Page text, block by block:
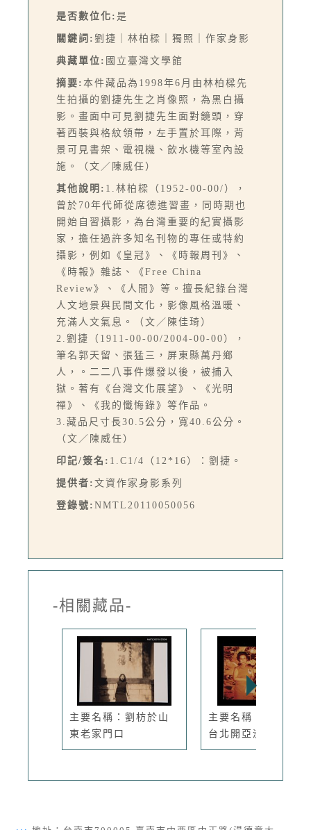
是否數位化: 是
關鍵詞: 劉捷｜林柏樑｜獨照｜作家身影
典藏單位: 國立臺灣文學館
摘要: 本件藏品為1998年6月由林柏樑先
生拍攝的劉捷先生之肖像照，為黑白攝
影。畫面中可見劉捷先生面對鏡頭，穿
著西裝與格紋領帶，左手置於耳際，背
景可見書架、電視機、飲水機等室內設
施。（文／陳威任）
其他說明: 1.林柏樑（1952-00-00/），
曾於70年代師從席德進習畫，同時期也
開始自習攝影，為台灣重要的紀實攝影
家，擔任過許多知名刊物的專任或特約
攝影，例如《皇冠》、《時報周刊》、
《時報》雜誌、《Free China
Review》、《人間》等。擅長紀錄台灣
人文地景與民間文化，影像風格溫暖、
充滿人文氣息。（文／陳佳琦）
2.劉捷（1911-00-00/2004-00-00），
筆名郭天留、張猛三，屏東縣萬丹鄉
人，。二二八事件爆發以後，被捕入
獄。著有《台灣文化展望》、《光明
禪》、《我的懺悔錄》等作品。
3.藏品尺寸長30.5公分，寬40.6公分。
（文／陳威任）
印記/簽名: 1.C1/4（12*16）：劉捷。
提供者: 文資作家身影系列
登錄號: NMTL20110050056
-相關藏品-
主要名稱：劉枋於山
東老家門口
主要名稱：張秀亞在
台北開亞洲...